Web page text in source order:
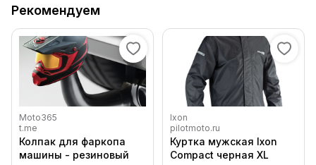
Рекомендуем
Moto365
t.me
Колпак для фаркопа
машины - резиновый
Ixon
pilotmoto.ru
Куртка мужская Ixon
Compact черная XL